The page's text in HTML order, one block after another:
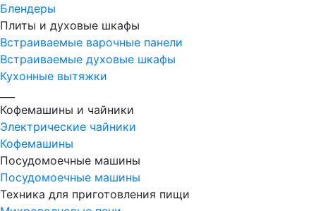
Блендеры
Плиты и духовые шкафы
Встраиваемые варочные панели
Встраиваемые духовые шкафы
Кухонные вытяжки
Кофемашины и чайники
Электрические чайники
Кофемашины
Посудомоечные машины
Посудомоечные машины
Техника для приготовления пищи